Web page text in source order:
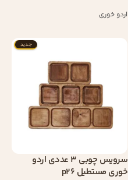
اردو خوری
جدید
سرویس چوبی 3 عددی اردو
خوری مستطیل p26